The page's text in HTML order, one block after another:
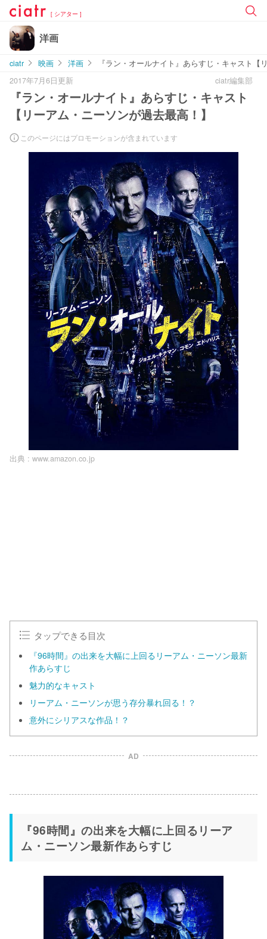
[ シアター ]
洋画
ciatr 映画 洋画
『ラン・オールナイト』あらすじ・キャスト
2017年7月6日更新
ciatr編集部
『ラン・オールナイト』あらすじ・キャスト
【リーアム・ニーソンが過去最高！】
このページにはプロモーションが含まれています
出典 : www.amazon.co.jp
タップできる目次
『96時間』の出来を大幅に上回るリーアム・ニーソン最新
作あらすじ
魅力的なキャスト
リーアム・ニーソンが思う存分暴れ回る！？
意外にシリアスな作品！？
AD
『96時間』の出来を大幅に上回るリーア
ム・ニーソン最新作あらすじ